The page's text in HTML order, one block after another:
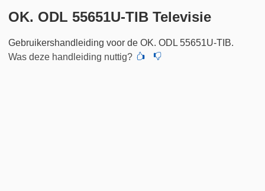
OK. ODL 55651U-TIB Televisie
Gebruikershandleiding voor de OK. ODL 55651U-TIB.
Was deze handleiding nuttig?